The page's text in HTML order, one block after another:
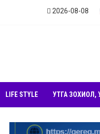
2026-08-08
LIFE STYLE УТГА ЗОХИОЛ,